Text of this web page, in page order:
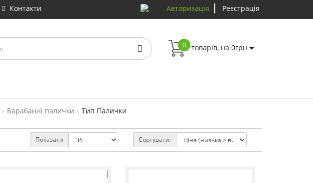
Контакти Авторизація Реєстрація
0 товарів, на 0грн
Барабанні палички Тип Палички
Сортувати:
Показати